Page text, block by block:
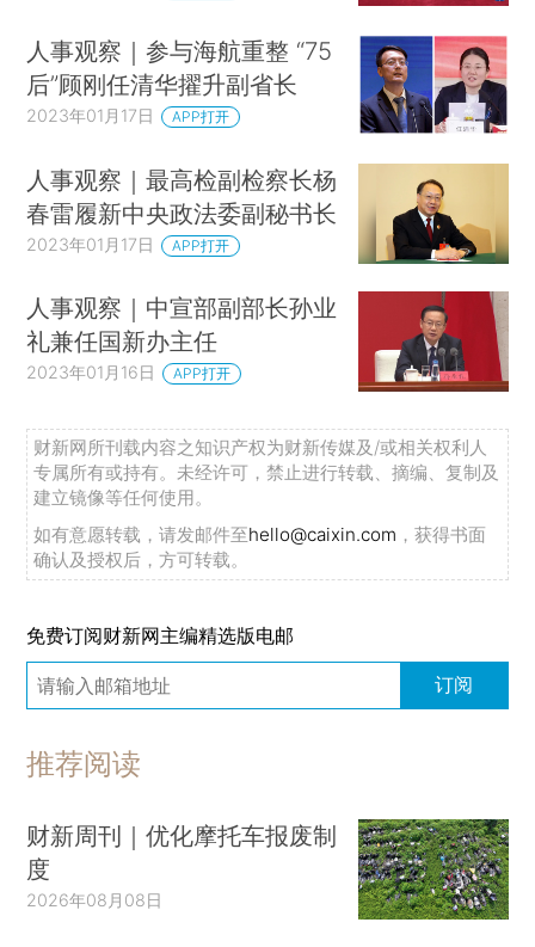
人事观察｜参与海航重整 “75
后”顾刚任清华擢升副省长
2023年01月17日 APP打开
人事观察｜最高检副检察长杨
春雷履新中央政法委副秘书长
2023年01月17日 APP打开
人事观察｜中宣部副部长孙业
礼兼任国新办主任
2023年01月16日 APP打开
财新网所刊载内容之知识产权为财新传媒及/或相关权利人
专属所有或持有。未经许可，禁止进行转载、摘编、复制及
建立镜像等任何使用。
如有意愿转载，请发邮件至hello@caixin.com ，获得书面
确认及授权后，方可转载。
免费订阅财新网主编精选版电邮
订阅
推荐阅读
财新周刊｜优化摩托车报废制
度
2026年08月08日